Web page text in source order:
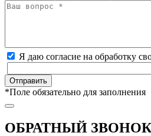
Я даю согласие на обработку
*Поле обязательно для заполнения
ОБРАТНЫЙ ЗВОНОК